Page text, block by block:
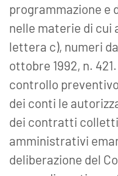
programmazione e
nelle materie di cui
lettera c), numeri da
ottobre 1992, n.
controllo
dei conti le
dei contratti
amministrativi
deliberazione del